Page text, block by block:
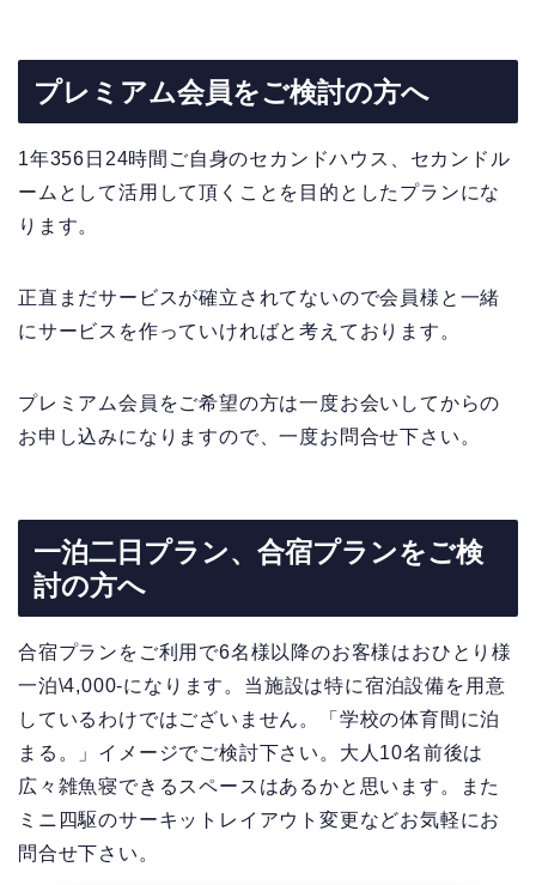
プレミアム会員をご検討の方へ
1年356日24時間ご自身のセカンドハウス、セカンドル
ームとして活用して頂くことを目的としたプランにな
ります。
正直まだサービスが確立されてないので会員様と一緒
にサービスを作っていければと考えております。
プレミアム会員をご希望の方は一度お会いしてからの
お申し込みになりますので、一度お問合せ下さい。
一泊二日プラン、合宿プランをご検
討の方へ
合宿プランをご利用で6名様以降のお客様はおひとり様
一泊\4,000-になります。当施設は特に宿泊設備を用意
しているわけではございません。「学校の体育間に泊
まる。」イメージでご検討下さい。大人10名前後は
広々雑魚寝できるスペースはあるかと思います。また
ミニ四駆のサーキットレイアウト変更などお気軽にお
問合せ下さい。